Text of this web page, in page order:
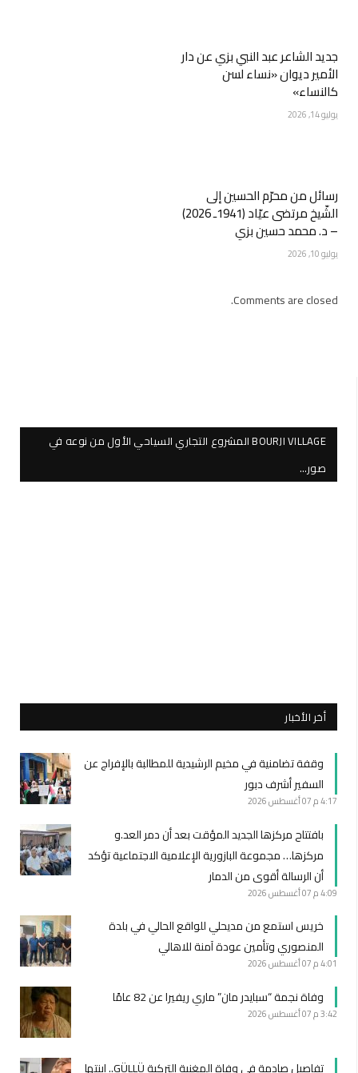
جديد الشاعر عبد النبي بزي عن دار
الأمير ديوان «نساء لسن
كالنساء»
يوليو 14, 2026
رسائل من محرّم الحسين إلى
الشّيخ مرتضى عيّاد (1941ـ 2026)
– د. محمد حسين بزي
يوليو 10, 2026
Comments are closed.
BOURJI VILLAGE المشروع التجاري السياحي الأول من نوعه في
صور…
أخر الأخبار
وقفة تضامنية في مخيم الرشيدية للمطالبة بالإفراج عن
السفير أشرف دبور
4:17 م 07 أغسطس 2026
بافتتاح مركزها الجديد المؤقت بعد أن دمر العد.و
مركزها… مجموعة البازورية الإعلامية الاجتماعية تؤكد
أن الرسالة أقوى من الدمار
4:09 م 07 أغسطس 2026
خريس استمع من مديحلي للواقع الحالي في بلدة
المنصوري وتأمين عودة آمنة للاهالي
4:01 م 07 أغسطس 2026
وفاة نجمة “سبايدر مان” ماري ريفيرا عن 82 عامًا
3:42 م 07 أغسطس 2026
تفاصيل صادمة في وفاة المغنية التركية GÜLLÜ.. ابنتها